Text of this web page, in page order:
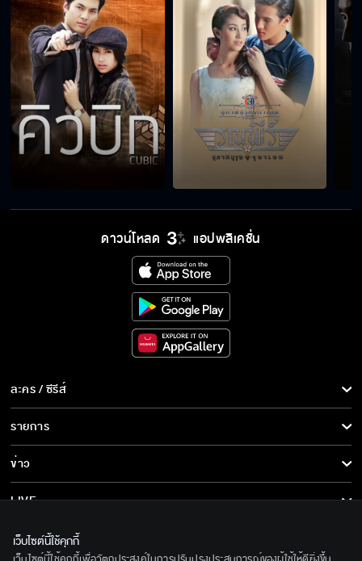
ทำตัวเป็นงูเห่าคอยแต่จะฉกคนอื่น
ทีมที่ยอดไม่ดีต้องถูกยุบทีม
ทำหน้าเหมือนมีอะไรในใจ
ความเชื่อใจสำคัญมาก
คุณเข้าใกล้ทีไรของฉันพังทุกที
ลูกฉันต้องมีมารยาทกับคนที่โกงเงินไปด้วยเหรอ
ดาวน์โหลด แอปพลิเคชั่น
ละคร / ซีรีส์
ละคร/ซีรีส์
ซีรีส์นานาชาติ
การ์ตูน & เกม
รายการ
รายการทั้งหมด
ข่าว
ข่าวทั้งหมด
ข่าวประชาสัมพันธ์
LIVE
เกี่ยวกับเรา
เว็บไซต์นี้ใช้คุกกี้